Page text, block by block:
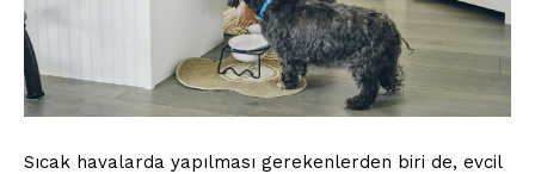
Sıcak havalarda yapılması gerekenlerden biri de, evcil